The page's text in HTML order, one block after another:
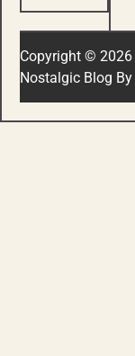
Copyright © 2026
Nostalgic Blog By